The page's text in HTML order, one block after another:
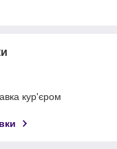
кур'єром